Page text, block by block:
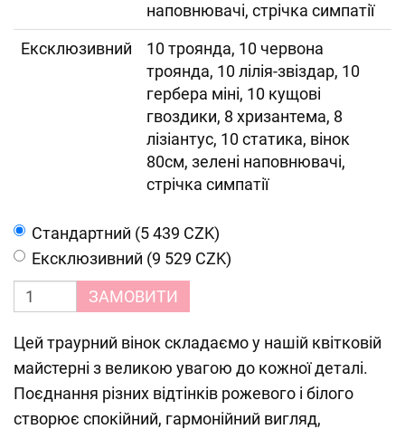
наповнювачі, стрічка симпатії
Ексклюзивний
10 троянда, 10 червона
троянда, 10 лілія-звіздар, 10
гербера міні, 10 кущові
гвоздики, 8 хризантема, 8
лізіантус, 10 статика, вінок
80см, зелені наповнювачі,
стрічка симпатії
Cтандартний (5 439 CZK)
Ексклюзивний (9 529 CZK)
ЗАМОВИТИ
Цей траурний вінок складаємо у нашій квітковій
майстерні з великою увагою до кожної деталі.
Поєднання різних відтінків рожевого і білого
створює спокійний, гармонійний вигляд,